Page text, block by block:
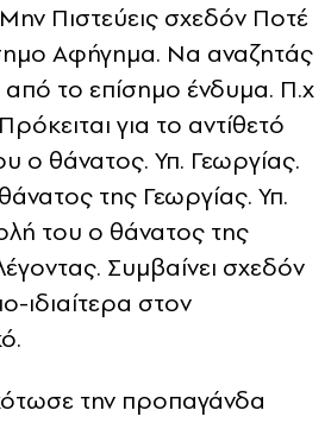
Μην Πιστεύεις σχεδόν Ποτέ
Αφήγημα. Να αναζητάς
από το επίσημο ένδυμα. Π.χ
για το αντίθετό
ο θάνατος. Υπ. Γεωργίας.
της Γεωργίας. Υπ.
του ο θάνατος της
Συμβαίνει σχεδόν
ιδιαίτερα στον
την προπαγάνδα